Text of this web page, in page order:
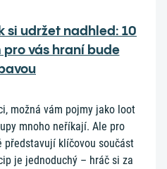
si udržet nadhled: 10
vás hraní bude
možná vám pojmy jako loot
mnoho neříkají. Ale pro
klíčovou součást
je jednoduchý – hráč si za